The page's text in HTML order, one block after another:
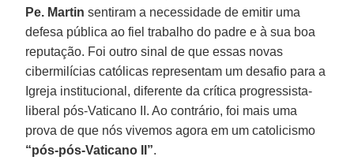
Pe. Martin sentiram a necessidade de emitir uma
defesa pública ao fiel trabalho do padre e à sua boa
reputação. Foi outro sinal de que essas novas
cibermilícias católicas representam um desafio para a
Igreja institucional, diferente da crítica progressista-
liberal pós-Vaticano II. Ao contrário, foi mais uma
prova de que nós vivemos agora em um catolicismo
“pós-pós-Vaticano II”.